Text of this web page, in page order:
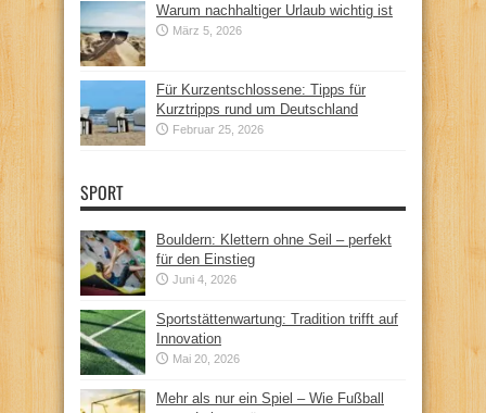
Warum nachhaltiger Urlaub wichtig ist
März 5, 2026
Für Kurzentschlossene: Tipps für
Kurztripps rund um Deutschland
Februar 25, 2026
SPORT
Bouldern: Klettern ohne Seil – perfekt
für den Einstieg
Juni 4, 2026
Sportstättenwartung: Tradition trifft auf
Innovation
Mai 20, 2026
Mehr als nur ein Spiel – Wie Fußball